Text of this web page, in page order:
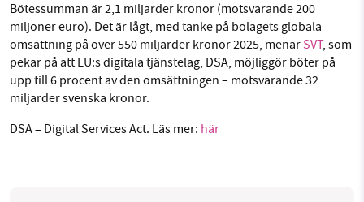
Bötessumman är 2,1 miljarder kronor (motsvarande 200
miljoner euro). Det är lågt, med tanke på bolagets globala
omsättning på över 550 miljarder kronor 2025, menar SVT, som
pekar på att EU:s digitala tjänstelag, DSA, möjliggör böter på
upp till 6 procent av den omsättningen – motsvarande 32
miljarder svenska kronor.
DSA = Digital Services Act. Läs mer: här